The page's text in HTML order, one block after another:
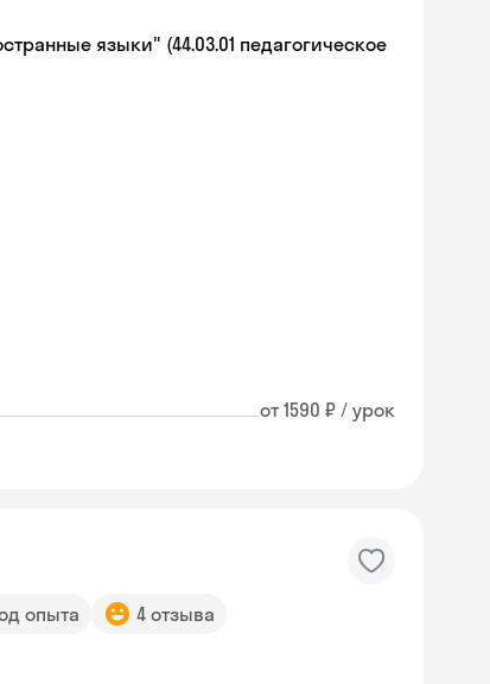
языки" (44.03.01 педагогическое
от 1590 ₽ / урок
опыта 4 отзыва